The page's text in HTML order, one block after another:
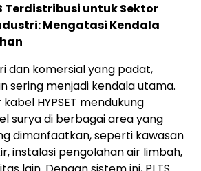
Terdistribusi untuk Sektor
Mengatasi Kendala
dan komersial yang padat,
sering menjadi kendala utama.
HYPSET mendukung
surya di berbagai area yang
dimanfaatkan, seperti kawasan
instalasi pengolahan air limbah,